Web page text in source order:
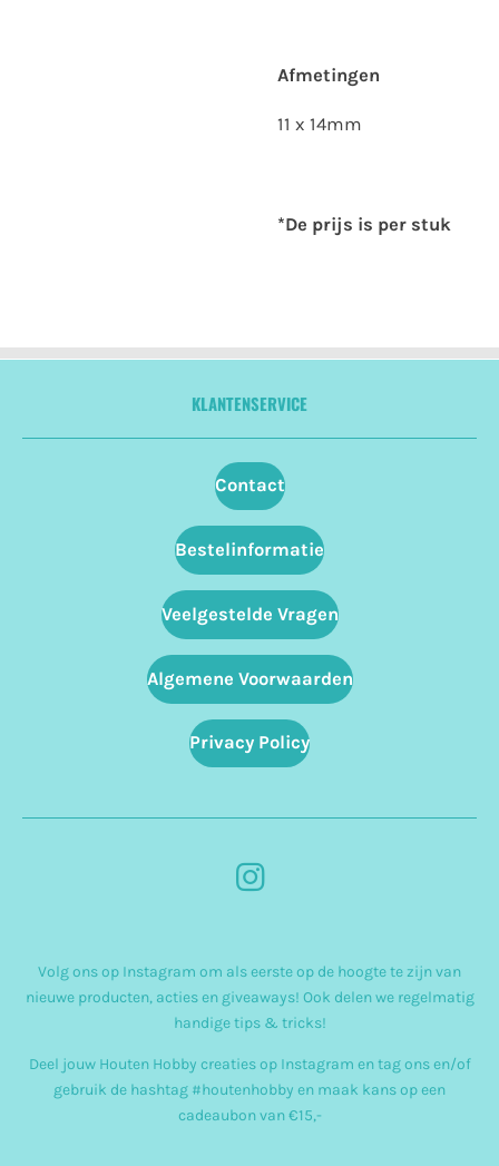
Afmetingen
11 x 14mm
*De prijs is per stuk
KLANTENSERVICE
Contact
Bestelinformatie
Veelgestelde Vragen
Algemene Voorwaarden
Privacy Policy
I
t
a
g
r
a
Volg ons op Instagram om als eerste op de hoogte te zijn van
nieuwe producten, acties en giveaways! Ook delen we regelmatig
handige tips & tricks!
Deel jouw Houten Hobby creaties op Instagram en tag ons en/of
gebruik de hashtag #houtenhobby en maak kans op een
cadeaubon van €15,-